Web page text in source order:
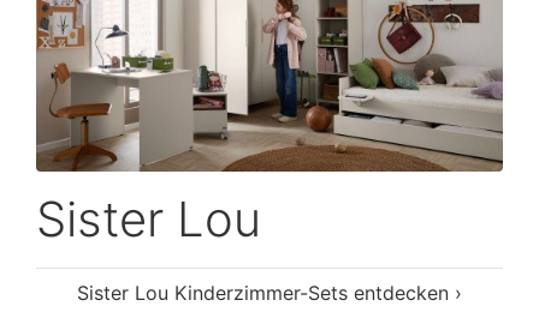
Sister Lou
Sister Lou Kinderzimmer-Sets entdecken ›